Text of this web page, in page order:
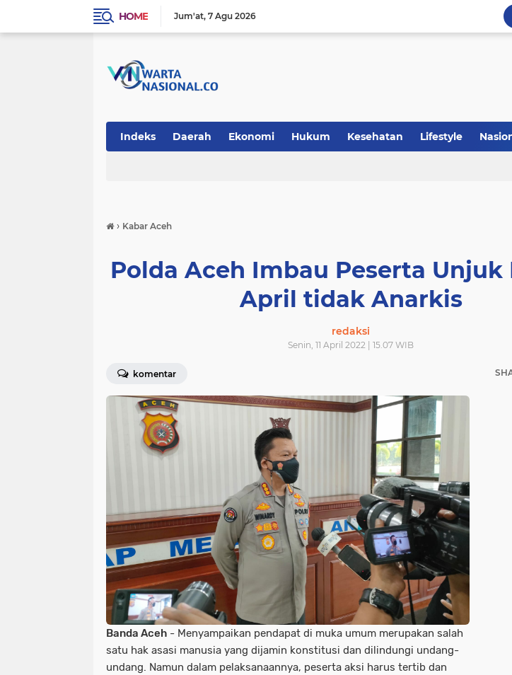
HOME Jum'at 7 Agu 2026
Indeks Daerah Ekonomi Hukum Kesehatan Lifestyle
› Kabar Aceh
Polda Aceh Imbau Peserta Unjuk
April tidak Anarkis
redaksi
Senin, 11 April 2022 | 15.07 WIB
komentar
Banda Aceh - Menyampaikan pendapat di muka umum merupakan salah
satu hak asasi manusia yang dijamin konstitusi dan dilindungi undang-
undang. Namun dalam pelaksanaannya, peserta aksi harus tertib dan